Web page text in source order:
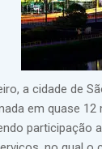
a cidade de
em quase
participação